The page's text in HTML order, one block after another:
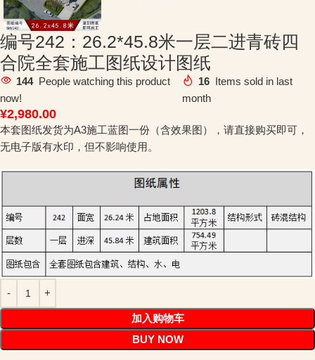
编号242：26.2*45.8米一层二进青砖四
合院全套施工图纸设计图纸
144 People watching this product
now!
16 Items sold in last
month
¥2,980.00
本套图纸发货为A3施工蓝图一份（含效果图），请直接购买即可，
无电子版有水印，但不影响使用。
加入购物车
BUY NOW